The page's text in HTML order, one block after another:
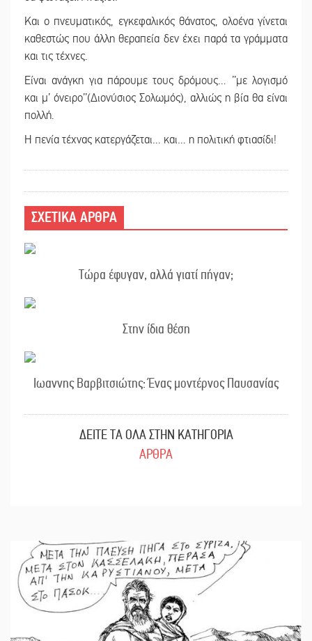
Και ο πνευματικός, εγκεφαλικός θάνατος, ολοένα γίνεται
καθεστώς που άλλη θεραπεία δεν έχει παρά τα γράμματα
και τις τέχνες.
Είναι ανάγκη για πάρουμε τους δρόμους… ’’με λογισμό
και μ’ όνειρο’’(Διονύσιος Σολωμός), αλλιώς η βία θα είναι
πολλή.
Η πενία τέχνας κατεργάζεται… και… η πολιτική φτιασίδι!
ΣΧΕΤΙΚΑ ΑΡΘΡΑ
Τώρα έφυγαν, αλλά γιατί πήγαν;
Στην ίδια θέση
Ιωαννης Βαρβιτσιώτης: Ένας μοντέρνος Παυσανίας
ΔΕΙΤΕ ΤΑ ΟΛΑ ΣΤΗΝ ΚΑΤΗΓΟΡΙΑ
ΑΡΘΡΑ